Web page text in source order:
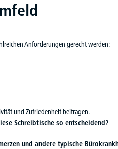
Anforderungen gerecht werden:
und Zufriedenheit beitragen.
Schreibtische so entscheidend?
und andere typische